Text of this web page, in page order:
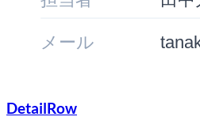
メール
DetailRow